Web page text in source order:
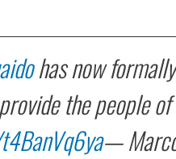
has now
the people of
—